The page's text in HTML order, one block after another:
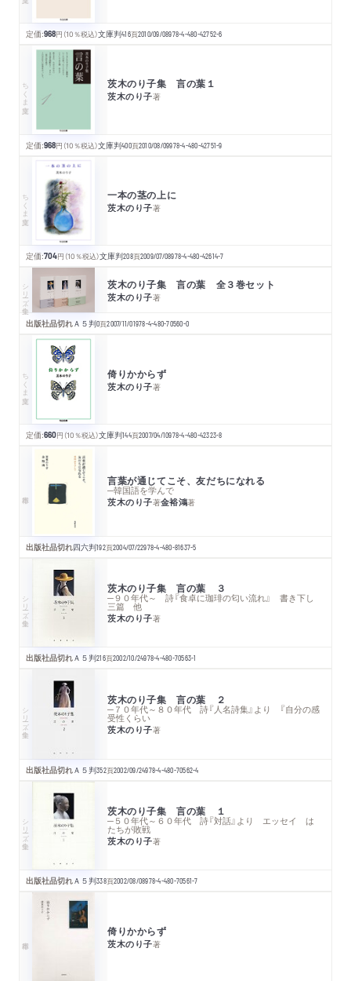
定価:968円 （10％税込）文庫判416頁2010/09/08978-4-480-42752-6
ちくま文庫 茨木のり子集 言の葉１
茨木のり子著
定価:968円 （10％税込）文庫判400頁2010/08/09978-4-480-42751-9
ちくま文庫 一本の茎の上に
茨木のり子著
定価:704円 （10％税込）文庫判208頁2009/07/08978-4-480-42614-7
シリーズ・全集 茨木のり子集 言の葉 全３巻セット
茨木のり子著
出版社品切れＡ５判0頁2007/11/01978-4-480-70560-0
ちくま文庫 倚りかからず
茨木のり子著
定価:660円 （10％税込）文庫判144頁2007/04/10978-4-480-42323-8
言葉が通じてこそ、友だちになれる
─韓国語を学んで
茨木のり子著金裕鴻著
出版社品切れ四六判192頁2004/07/22978-4-480-81637-5
シリーズ・全集
茨木のり子集 言の葉 ３
─９０年代～ 詩『食卓に珈琲の匂い流れ』 書き下し
三篇 他
茨木のり子著
出版社品切れＡ５判216頁2002/10/24978-4-480-70563-1
シリーズ・全集
茨木のり子集 言の葉 ２
─７０年代～８０年代 詩『人名詩集』より 『自分の感
受性くらい
茨木のり子著
出版社品切れＡ５判352頁2002/09/24978-4-480-70562-4
シリーズ・全集
茨木のり子集 言の葉 １
─５０年代～６０年代 詩『対話』より エッセイ は
たちが敗戦
茨木のり子著
出版社品切れＡ５判338頁2002/08/08978-4-480-70561-7
倚りかからず
茨木のり子著